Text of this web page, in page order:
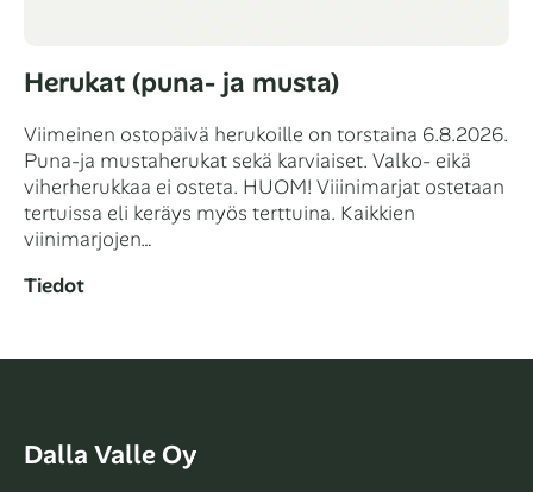
Herukat (puna- ja musta)
Viimeinen ostopäivä herukoille on torstaina 6.8.2026.
Puna-ja mustaherukat sekä karviaiset. Valko- eikä
viherherukkaa ei osteta. HUOM! Viiinimarjat ostetaan
tertuissa eli keräys myös terttuina. Kaikkien
viinimarjojen…
Tiedot
Dalla Valle Oy